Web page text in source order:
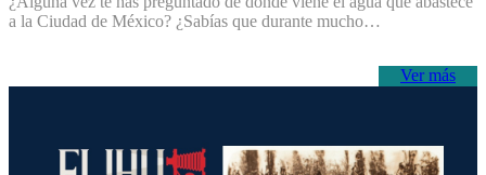
a la Ciudad de México? ¿Sabías que durante mucho…
Ver más